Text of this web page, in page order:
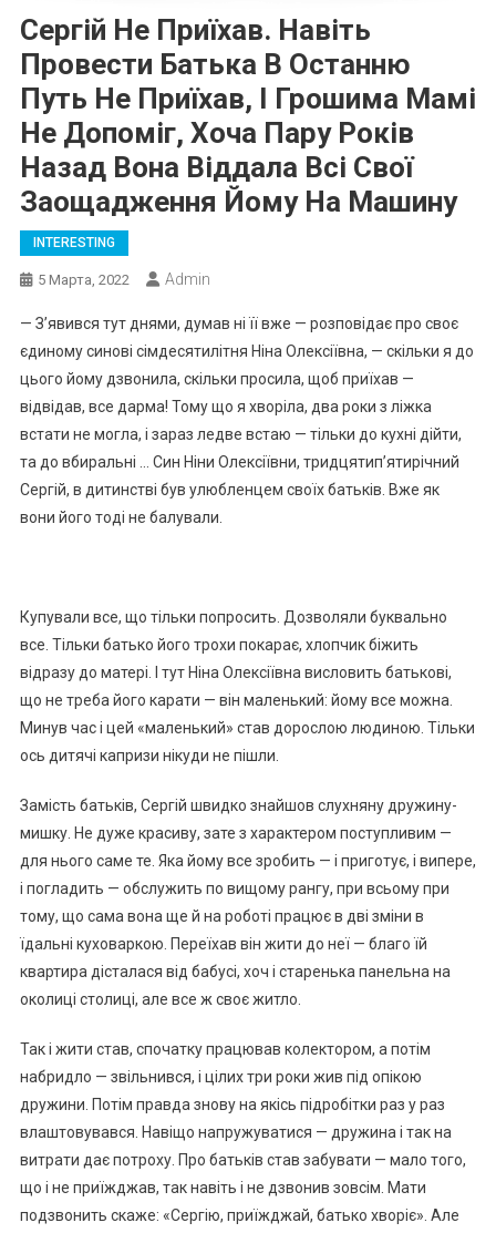
Сергій Не Приїхав. Навіть
Провести Батька В Останню
Путь Не Приїхав, І Грошима Мамі
Не Допоміг, Хоча Пару Років
Назад Вона Віддала Всі Свої
Заощадження Йому На Машинy
INTERESTING
5 Марта, 2022 Admin
— З’явився тут днями, думав ні її вже — розповідає про своє
єдиному синові сімдесятилітня Ніна Олексіївна, — скільки я до
цього йому дзвонила, скільки просила, щоб приїхав —
відвідав, все дарма! Тому що я хворіла, два роки з ліжка
встати не могла, і зараз ледве встаю — тільки до кухні дійти,
та до вбиральні … Син Ніни Олексіївни, тридцятип’ятирічний
Сергій, в дитинстві був улюбленцем своїх батьків. Вже як
вони його тоді не балували.
Купували все, що тільки попросить. Дозволяли буквально
все. Тільки батько його трохи покарає, хлопчик біжить
відразу до матері. І тут Ніна Олексіївна висловить батькові,
що не треба його карати — він маленький: йому все можна.
Минув час і цей «маленький» став дорослою людиною. Тільки
ось дитячі капризи нікуди не пішли.
Замість батьків, Сергій швидко знайшов слухняну дружину-
мишку. Не дуже красиву, зате з характером поступливим —
для нього саме те. Яка йому все зробить — і приготує, і випере,
і погладить — обслужить по вищому рангу, при всьому при
тому, що сама вона ще й на роботі працює в дві зміни в
їдальні куховаркою. Переїхав він жити до неї — благо їй
квартира дісталася від бабусі, хоч і старенька панельна на
околиці столиці, але все ж своє житло.
Так і жити став, спочатку працював колектором, а потім
набридло — звільнився, і цілих три роки жив під опікою
дружини. Потім правда знову на якісь підробітки раз у раз
влаштовувався. Навіщо напружуватися — дружина і так на
витрати дає потроху. Про батьків став забувати — мало того,
що і не приїжджав, так навіть і не дзвонив зовсім. Мати
подзвонить скаже: «Сергію, приїжджай, батько хворіє». Але